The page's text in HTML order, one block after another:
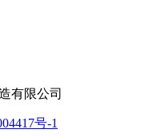
有限公司
号-1